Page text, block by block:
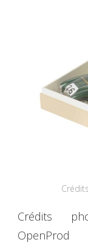
Crédits
OpenProd